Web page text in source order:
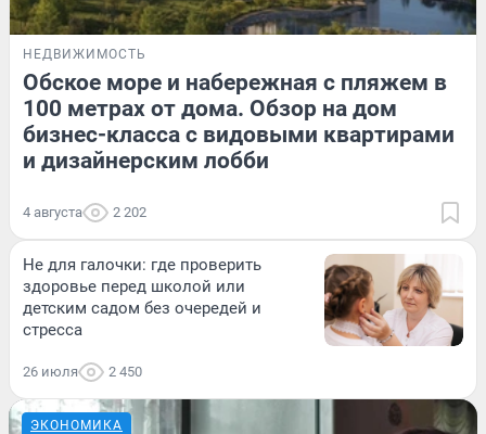
НЕДВИЖИМОСТЬ
Обское море и набережная с пляжем в
100 метрах от дома. Обзор на дом
бизнес-класса с видовыми квартирами
и дизайнерским лобби
4 августа 2 202
Не для галочки: где проверить
здоровье перед школой или
детским садом без очередей и
стресса
26 июля 2 450
ЭКОНОМИКА